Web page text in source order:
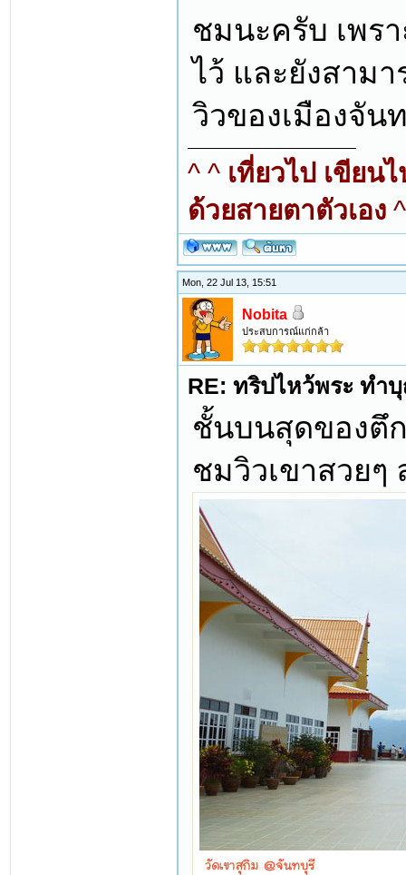
ชมนะครับ เพร
ไว้ และยังสาม
วิวของเมืองจัน
^ ^ เที่ยวไป เขียน
ด้วยสายตาตัวเอง
Mon, 22 Jul 13, 15:51
Nobita
ประสบการณ์แก่กล้า
RE: ทริปไหว้พระ ทำ
ชั้นบนสุดของตึก
ชมวิวเขาสวยๆ